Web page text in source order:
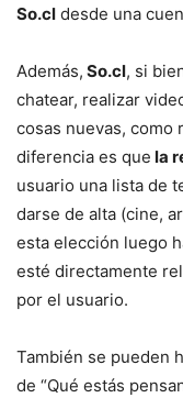
So.cl desde una
Además, So.cl, si
chatear, realizar
cosas nuevas, como
diferencia es que la
usuario una lista de
darse de alta (cine,
esta elección luego
esté directamente
por el usuario.
También se pueden
de “Qué estás